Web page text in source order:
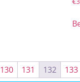
130 131 132 133